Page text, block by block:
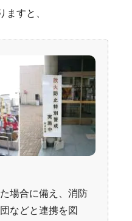
ますと、
場合に備え、消防
などと連携を図